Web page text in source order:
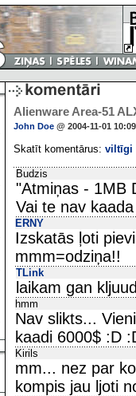
Alienware Area-51
John Doe @ 2004-11-01 10:09
Skatīt komentārus: viltīgi
Budzis
"Atmiņas - 1MB
Vai te nav
ERNY
Izskatās ļoti
mmm=odziņa!!
TLink
laikam gan
hmm
Nav slikts...
kaadi 6000$ :D
Kirils
mm... nez par
kompis jau ljoti